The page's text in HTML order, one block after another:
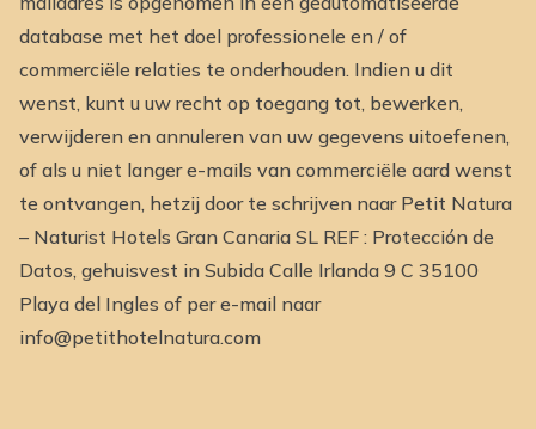
database met het doel professionele en / of
commerciële relaties te onderhouden. Indien u dit
wenst, kunt u uw recht op toegang tot, bewerken,
verwijderen en annuleren van uw gegevens uitoefenen,
of als u niet langer e-mails van commerciële aard wenst
te ontvangen, hetzij door te schrijven naar Petit Natura
– Naturist Hotels Gran Canaria SL REF : Protección de
Datos, gehuisvest in Subida Calle Irlanda 9 C 35100
Playa del Ingles of per e-mail naar
info@petithotelnatura.com